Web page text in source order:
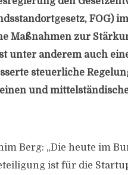
FOG)
Maßnahmen zur
unter anderem auch
steuerliche
und
Berg: „Die heute im
ist für die